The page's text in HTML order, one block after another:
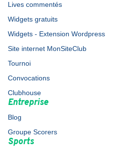
Lives commentés
Widgets gratuits
Widgets - Extension Wordpress
Site internet MonSiteClub
Tournoi
Convocations
Clubhouse
Entreprise
Blog
Groupe Scorers
Sports